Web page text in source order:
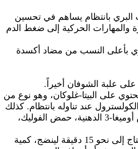
البري بانتظام يساهم في تحسين
الحركية إلى ضغط الدم
بأعلى النسب من مضاد أكسدة
علبة الشوفان أخيراً.
على البيتا-غلوكان، وهو نوع من
عند تناوله بانتظام. كذلك
يُعتبر الشوفان مصدراً غنياً بأحماض أوميغا-3 الدهنية، حمض الفوليك،
ويحتوي الشوفان الخشن، الذي يحتاج إلى نحو 15 دقيقة لينضج، كمية